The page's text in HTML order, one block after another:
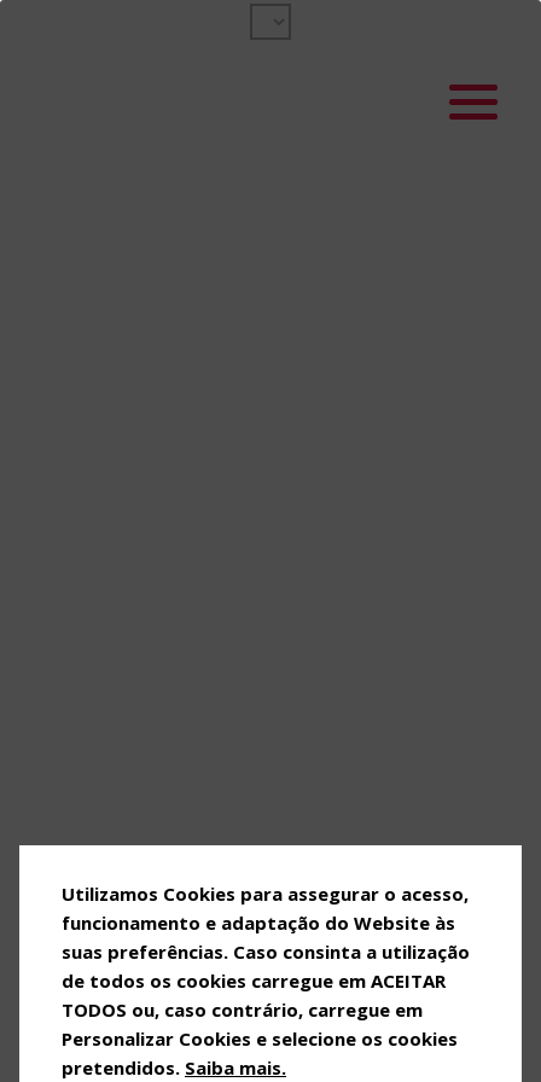
Utilizamos Cookies para assegurar o acesso,
funcionamento e adaptação do Website às
suas preferências. Caso consinta a utilização
de todos os cookies carregue em ACEITAR
TODOS ou, caso contrário, carregue em
Personalizar Cookies e selecione os cookies
pretendidos. Saiba mais.